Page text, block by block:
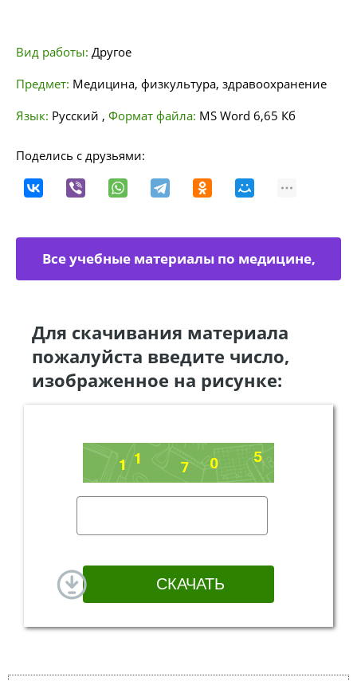
Вид работы: Другое
Предмет: Медицина, физкультура, здравоохранение
Язык: Русский , Формат файла: MS Word 6,65 Кб
Поделись с друзьями:
Все учебные материалы по медицине,
Для скачивания материала
пожалуйста введите число,
изображенное на рисунке: